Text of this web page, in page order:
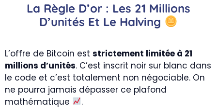
La Règle D’or : Les 21 Millions
D’unités Et Le Halving
L’offre de Bitcoin est strictement limitée à 21
millions d’unités. C’est inscrit noir sur blanc dans
le code et c’est totalement non négociable. On
ne pourra jamais dépasser ce plafond
mathématique
.